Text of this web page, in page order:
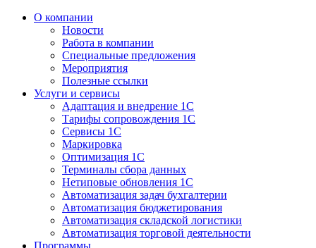
О компании
Новости
Работа в компании
Специальные предложения
Мероприятия
Полезные ссылки
Услуги и сервисы
Адаптация и внедрение 1С
Тарифы сопровождения 1С
Сервисы 1С
Маркировка
Оптимизация 1С
Терминалы сбора данных
Нетиповые обновления 1С
Автоматизация задач бухгалтерии
Автоматизация бюджетирования
Автоматизация складской логистики
Автоматизация торговой деятельности
Программы